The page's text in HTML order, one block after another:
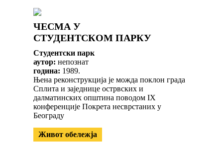
ЧЕСМА У
СТУДЕНТСКОМ ПАРКУ
Студентски парк
аутор: непознат
година: 1989.
Њена реконструкција је можда поклон града
Сплита и заједнице острвских и
далматинских општина поводом IX
конференције Покрета несврстаних у
Београду
Живот обележја